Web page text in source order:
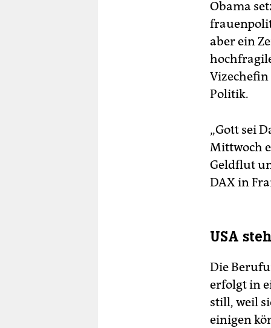
Obama
aber ein
Politik.
„Gott sei
Mittwoch
Geldflut
DAX in
USA
Die
erfolgt in
still, weil
einigen